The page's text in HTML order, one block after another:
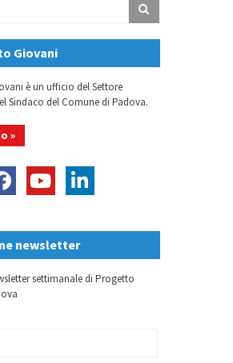
Giovani
è un ufficio del Settore
Sindaco del Comune di Padova.
»
newsletter
settimanale di Progetto